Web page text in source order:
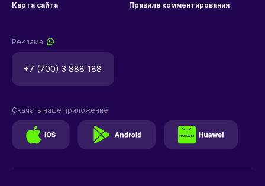
Карта сайта Правила комментирования
Реклама
+7 (700) 3 888 188
Скачать наше приложение